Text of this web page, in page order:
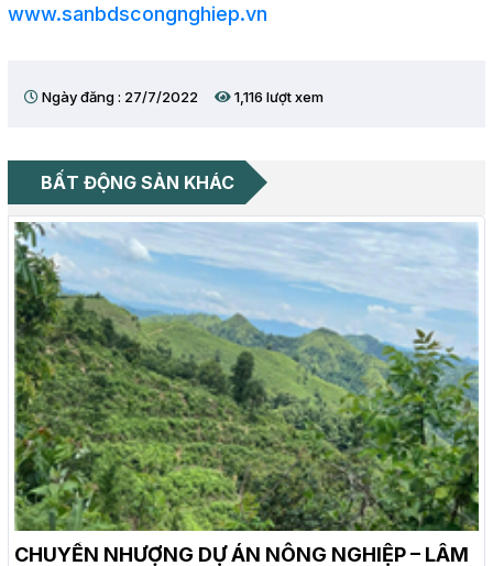
www.sanbdscongnghiep.vn
Ngày đăng : 27/7/2022 1,116 lượt xem
BẤT ĐỘNG SẢN KHÁC
CHUYỂN NHƯỢNG DỰ ÁN NÔNG NGHIỆP – LÂM